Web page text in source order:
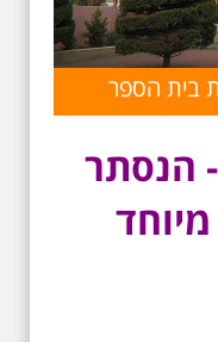
בית הספר
הנסתר
מיוחד